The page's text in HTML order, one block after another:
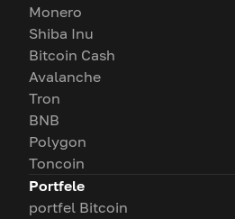
Monero
Shiba Inu
Bitcoin Cash
Avalanche
Tron
BNB
Polygon
Toncoin
Portfele
portfel Bitcoin